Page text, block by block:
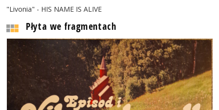
"Livonia" - HIS NAME IS ALIVE
Płyta we fragmentach